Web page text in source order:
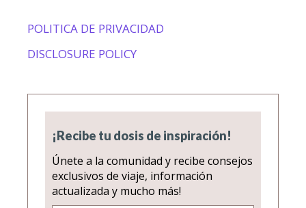
POLITICA DE PRIVACIDAD
DISCLOSURE POLICY
¡Recibe tu dosis de inspiración!
Únete a la comunidad y recibe consejos
exclusivos de viaje, información
actualizada y mucho más!